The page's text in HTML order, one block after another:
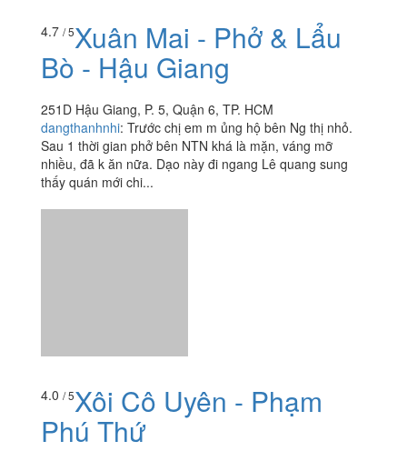
4.7 / 5Xuân Mai - Phở & Lẩu
Bò - Hậu Giang
251D Hậu Giang, P. 5, Quận 6, TP. HCM
dangthanhnhi: Trước chị em m ủng hộ bên Ng thị nhỏ.
Sau 1 thời gian phở bên NTN khá là mặn, váng mỡ
nhiều, đã k ăn nữa. Dạo này đi ngang Lê quang sung
thấy quán mới chi...
4.0 / 5Xôi Cô Uyên - Phạm
Phú Thứ